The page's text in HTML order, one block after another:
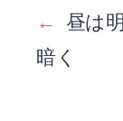
← 昼は
暗く